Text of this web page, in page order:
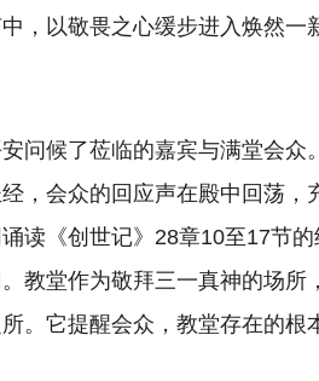
，以敬畏之心缓步进入焕然一
问候了莅临的嘉宾与满堂会众
，会众的回应声在殿中回荡，
读《创世记》28章10至17节
教堂作为敬拜三一真神的场所
。它提醒会众，教堂存在的根